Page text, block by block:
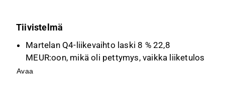
Tiivistelmä
Martelan Q4-liikevaihto laski 8 % 22,8
MEUR:oon, mikä oli pettymys, vaikka liiketulos
parani 0,1 MEUR:oon vertailukauden -1,8
Avaa